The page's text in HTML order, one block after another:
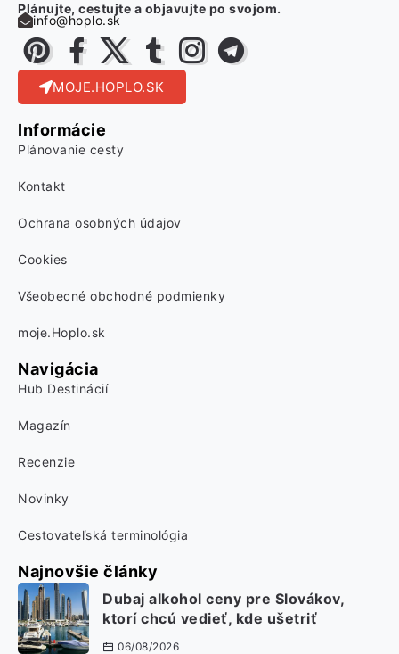
Plánujte, cestujte a objavujte po svojom.
info@hoplo.sk
MOJE.HOPLO.SK
Informácie
Plánovanie cesty
Kontakt
Ochrana osobných údajov
Cookies
Všeobecné obchodné podmienky
moje.Hoplo.sk
Navigácia
Hub Destinácií
Magazín
Recenzie
Novinky
Cestovateľská terminológia
Najnovšie články
Dubaj alkohol ceny pre Slovákov,
ktorí chcú vedieť, kde ušetriť
06/08/2026